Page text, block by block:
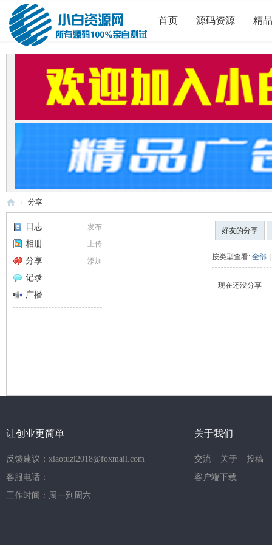
首页 源码资源 精
白
码
› 分享
发布
日志
上传
相册
添加
分享
记录
广播
好友的分享
按类型查看: 全部 |
现在还没分享
让创业更简单
反馈建议：xiaotuzi2018@foxmail.com
客服电话：
工作时间：周一到周六
关于我们
交流 关于
投稿
客户端下载